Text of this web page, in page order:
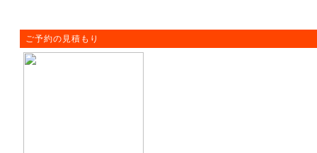
ご予約の見積もり